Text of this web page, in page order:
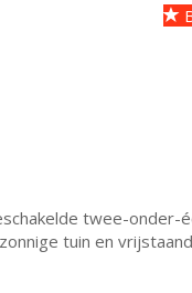
twee-onder-
tuin en